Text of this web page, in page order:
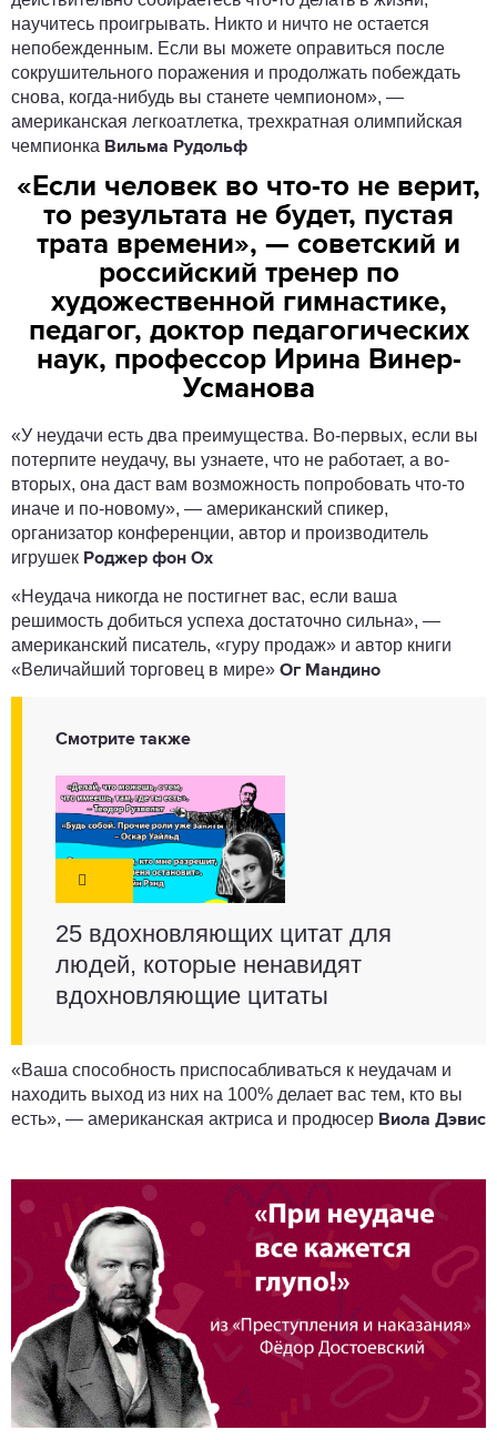
научитесь проигрывать. Никто и ничто не остается
непобежденным. Если вы можете оправиться после
сокрушительного поражения и продолжать побеждать
снова, когда-нибудь вы станете чемпионом», —
американская легкоатлетка, трехкратная олимпийская
чемпионка Вильма Рудольф
«Если человек во что-то не верит,
то результата не будет, пустая
трата времени», — советский и
российский тренер по
художественной гимнастике,
педагог, доктор педагогических
наук, профессор Ирина Винер-
Усманова
«У неудачи есть два преимущества. Во-первых, если вы
потерпите неудачу, вы узнаете, что не работает, а во-
вторых, она даст вам возможность попробовать что-то
иначе и по-новому», — американский спикер,
организатор конференции, автор и производитель
игрушек Роджер фон Ох
«Неудача никогда не постигнет вас, если ваша
решимость добиться успеха достаточно сильна», —
американский писатель, «гуру продаж» и автор книги
«Величайший торговец в мире» Ог Мандино
Смотрите также
25 вдохновляющих цитат для
людей, которые ненавидят
вдохновляющие цитаты
«Ваша способность приспосабливаться к неудачам и
находить выход из них на 100% делает вас тем, кто вы
есть», — американская актриса и продюсер Виола Дэвис